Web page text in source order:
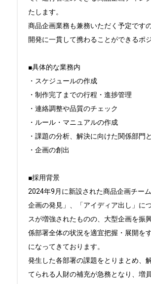
たします。
商品企画業務も兼務いただく予定です
開発に一貫して携わることができるポ
■具体的な業務内
・スケジュールの作成
・制作完了までの行程・進捗管理
・連絡調整や品質のチェック
・ルール・マニュアルの作成
・課題の分析、解決に向けた関係部門
・企画の創出
■採用背景
2024年9月に新設された商品企画チー
企画の発見」、「アイディア出し」に
スが増強されたものの、大型企画を振
係部署全体の状況を適宜把握・展開を
になってきております。
発生した各部署の課題をとりまとめ、
てられる人財の補充が急務となり、増